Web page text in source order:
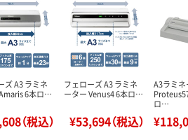
ズ A3 ラミネ
6本ロ…
（税込）
フェローズ A3 ラミネ
ーター Venus4 6本ロ…
¥53,694（税込）
A3ラミ
ロ…